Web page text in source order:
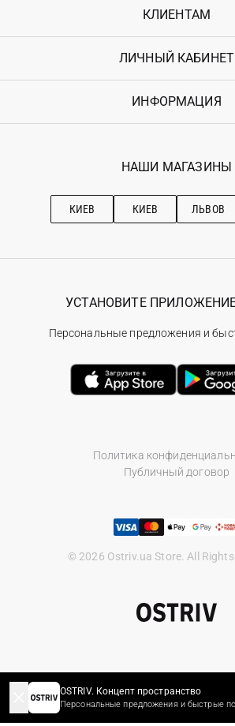
КЛИЕНТАМ
Контакты
Возврат
Гарантия
ЛИЧНЫЙ КАБИНЕТ
Войти
Ostriv Club+
ИНФОРМАЦИЯ
Наши магазини
Рекомендации по
НАШИ МАГАЗИНЫ
КИЕВ КИЕВ ЛЬВОВ
Политика
Публичный договор
© 2026 Ostriv.ua Store. All Rights
УСТАНОВИТЕ ПРИЛОЖЕНИЕ
Персональные предложения и
OSTRIV. Концепт пространство
Персональные предложения и быстрые